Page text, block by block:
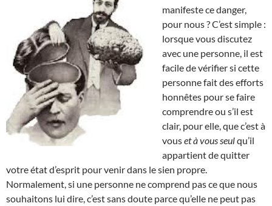
manifeste ce danger,
pour nous ? C’est simple :
lorsque vous discutez
avec une personne, il est
facile de vérifier si cette
personne fait des efforts
honnêtes pour se faire
comprendre ou s’il est
clair, pour elle, que c’est à
vouset à vous seulqu’il
appartient de quitter
votre état d’esprit pour venir dans le sien propre.
Normalement, si une personne ne comprend pas ce que nous
souhaitons lui dire, c’est sans doute parce qu’elle ne peut pas